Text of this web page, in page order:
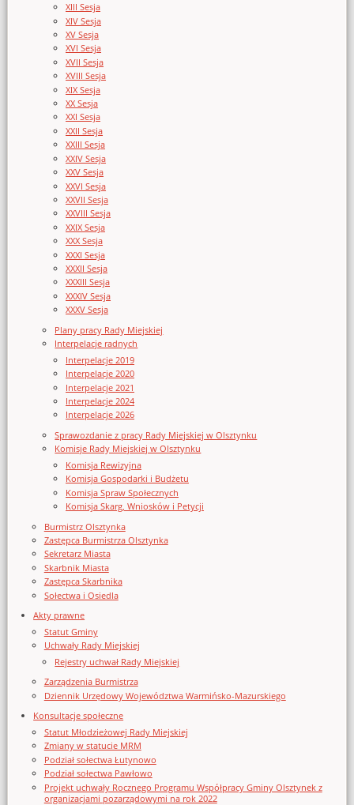
XIII Sesja
XIV Sesja
XV Sesja
XVI Sesja
XVII Sesja
XVIII Sesja
XIX Sesja
XX Sesja
XXI Sesja
XXII Sesja
XXIII Sesja
XXIV Sesja
XXV Sesja
XXVI Sesja
XXVII Sesja
XXVIII Sesja
XXIX Sesja
XXX Sesja
XXXI Sesja
XXXII Sesja
XXXIII Sesja
XXXIV Sesja
XXXV Sesja
Plany pracy Rady Miejskiej
Interpelacje radnych
Interpelacje 2019
Interpelacje 2020
Interpelacje 2021
Interpelacje 2024
Interpelacje 2026
Sprawozdanie z pracy Rady Miejskiej w Olsztynku
Komisje Rady Miejskiej w Olsztynku
Komisja Rewizyjna
Komisja Gospodarki i Budżetu
Komisja Spraw Społecznych
Komisja Skarg, Wniosków i Petycji
Burmistrz Olsztynka
Zastępca Burmistrza Olsztynka
Sekretarz Miasta
Skarbnik Miasta
Zastępca Skarbnika
Sołectwa i Osiedla
Akty prawne
Statut Gminy
Uchwały Rady Miejskiej
Rejestry uchwał Rady Miejskiej
Zarządzenia Burmistrza
Dziennik Urzędowy Województwa Warmińsko-Mazurskiego
Konsultacje społeczne
Statut Młodzieżowej Rady Miejskiej
Zmiany w statucie MRM
Podział sołectwa Łutynowo
Podział sołectwa Pawłowo
Projekt uchwały Rocznego Programu Współpracy Gminy Olsztynek z
organizacjami pozarządowymi na rok 2022